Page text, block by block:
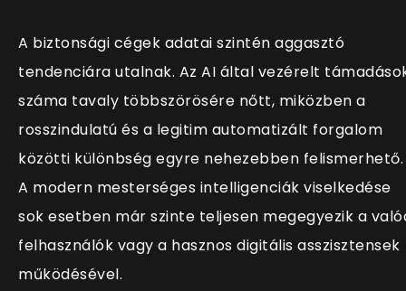
A biztonsági cégek adatai szintén aggasztó
tendenciára utalnak. Az AI által vezérelt
száma tavaly többszörösére nőtt, miközben a
rosszindulatú és a legitim automatizált forgalom
közötti különbség egyre nehezebben felismerhető.
A modern mesterséges intelligenciák viselkedése
sok esetben már szinte teljesen megegyezik a
felhasználók vagy a hasznos digitális asszisztensek
működésével.